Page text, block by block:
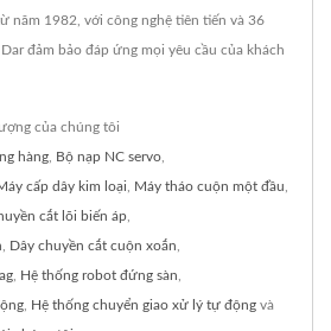
năm 1982, với công nghệ tiên tiến và 36
đảm bảo đáp ứng mọi yêu cầu của khách
của chúng tôi
hàng Bộ nạp NC servo
cấp dây kim loại Máy tháo cuộn một đầu
cắt lõi biến áp
Dây chuyền cắt cuộn xoắn
Hệ thống robot đứng sàn
Hệ thống chuyển giao xử lý tự động và